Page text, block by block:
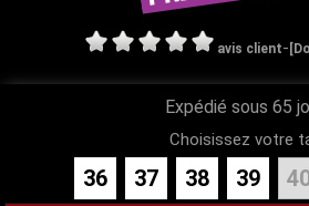
avis client-
Expédié sous 65
Choisissez votre
36 37 38 39